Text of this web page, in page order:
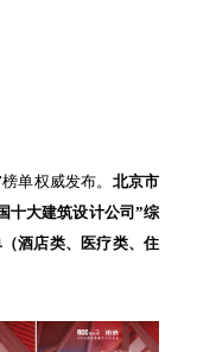
单权威发布。 北京市
十大建筑设计公司”综
酒店类、医疗类、住